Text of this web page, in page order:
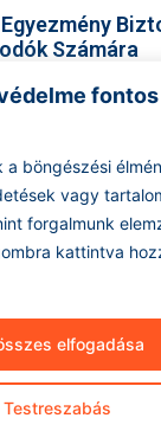
fontos
böngészési
vagy
forgalmunk
kattintva
Testreszabás
elfogadása
Számára
lépést tett az
érdekében egy
biztosítja
3 … 16